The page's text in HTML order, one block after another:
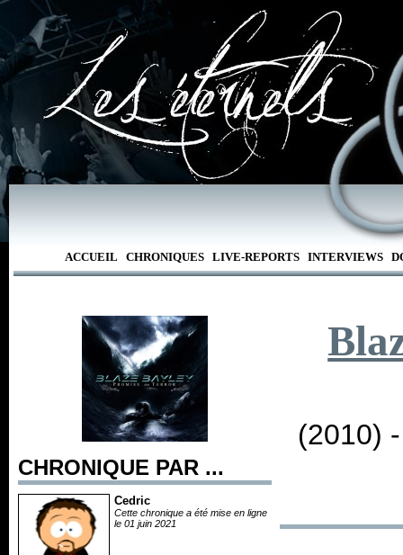
ACCUEIL CHRONIQUES LIVE-REPORTS INTERVIEWS
CHRONIQUE PAR ...
Cedric
Cette chronique a été mise en ligne
le 01 juin 2021
(2010)